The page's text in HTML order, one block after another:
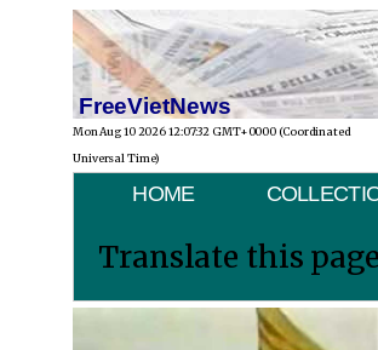
FreeVietNews
Mon Aug 10 2026 12:07:32 GMT+0000 (Coordinated
Universal Time)
HOME
Translate this